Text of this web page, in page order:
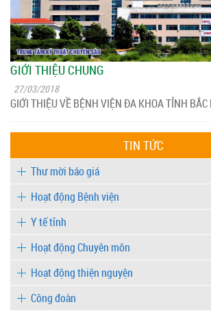
GIỚI THIỆU CHUNG
27/03/2018
GIỚI THIỆU VỀ BỆNH VIỆN ĐA KHOA TỈNH BẮC
TIN TỨC
Thư mời báo giá
Hoạt động Bệnh viện
Y tế tỉnh
Hoạt động Chuyên môn
Hoạt động thiện nguyện
Công đoàn